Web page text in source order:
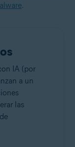
.
IA (por
a un
las